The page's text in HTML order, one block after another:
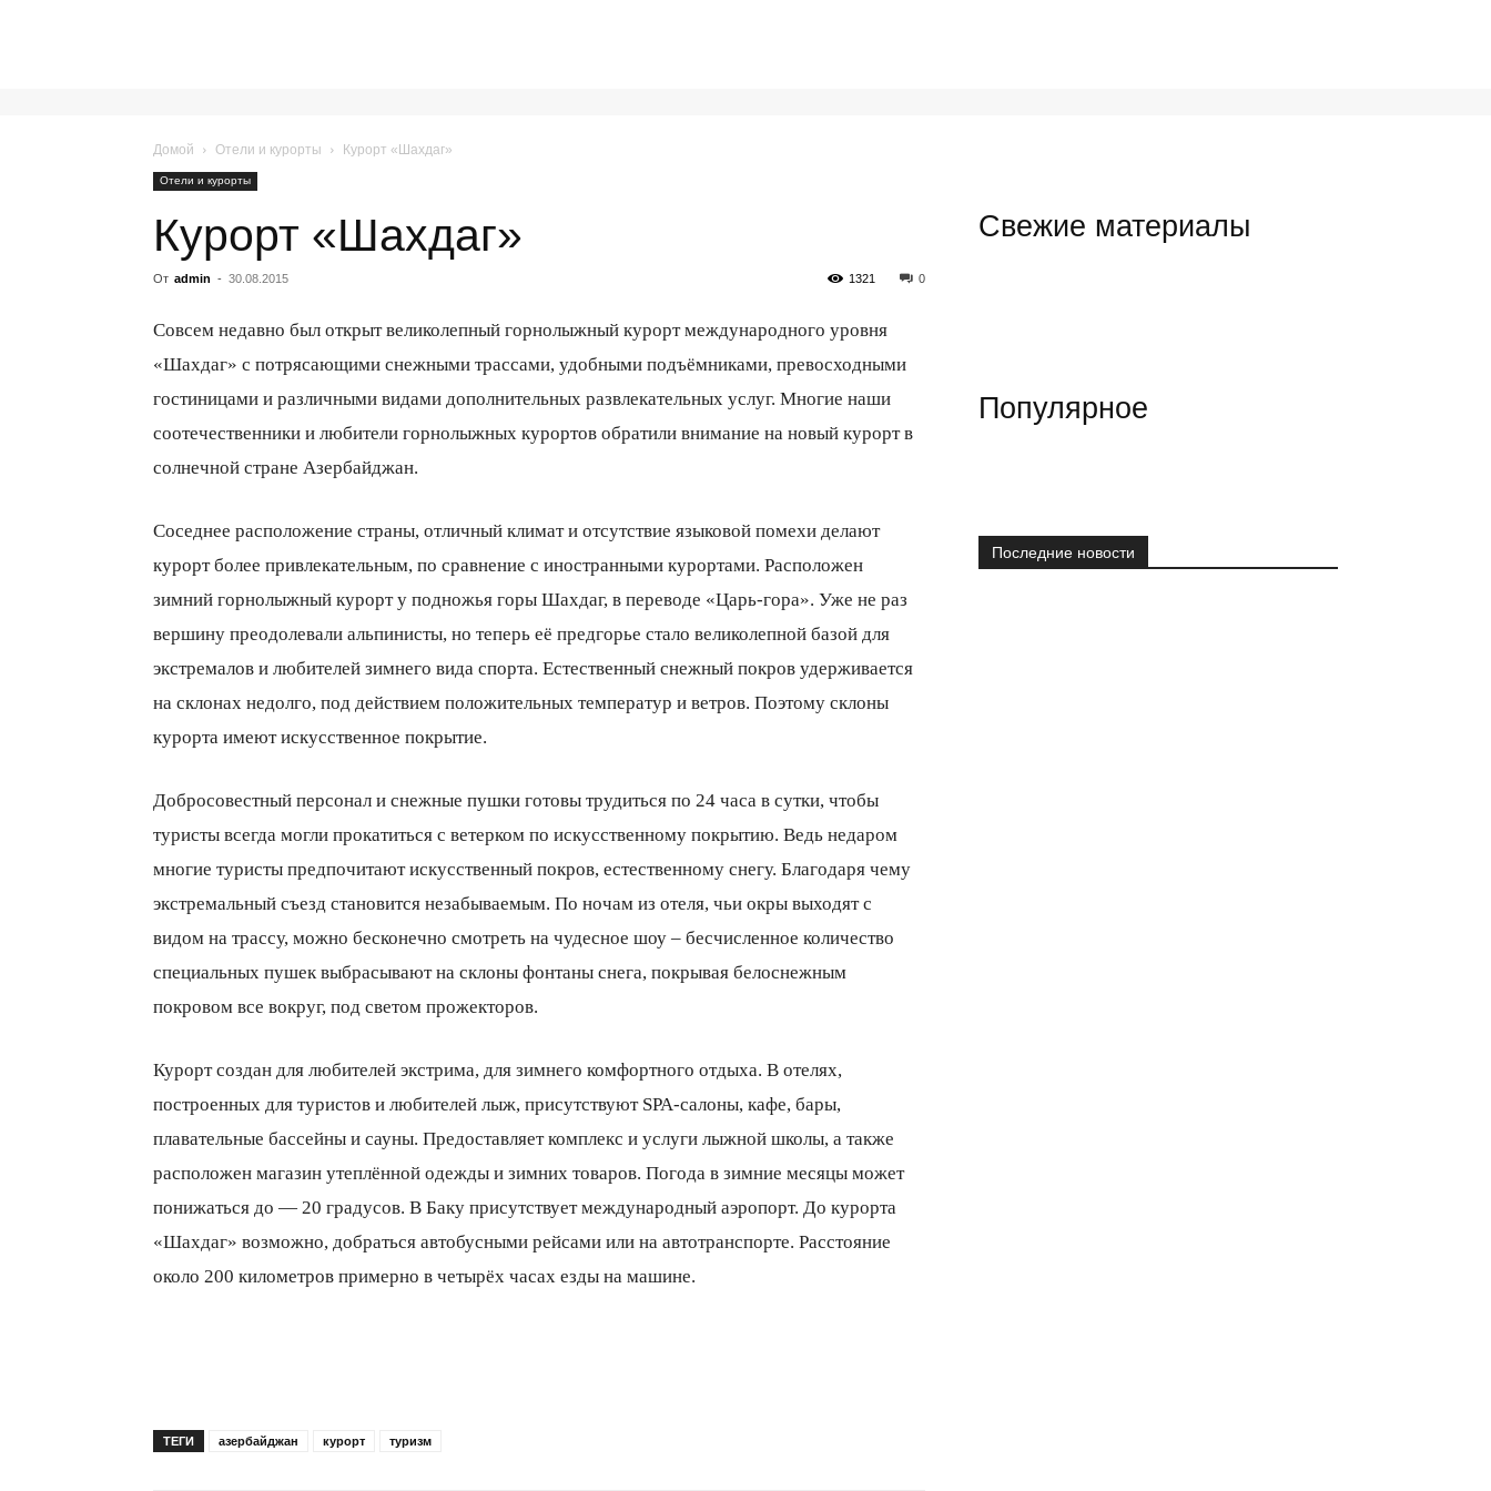
Домой Отели и курорты Курорт «Шахдаг»
Отели и курорты
Курорт «Шахдаг»
От admin - 30.08.2015 0
1321
Совсем недавно был открыт великолепный горнолыжный курорт международного уровня
«Шахдаг» с потрясающими снежными трассами, удобными подъёмниками, превосходными
гостиницами и различными видами дополнительных развлекательных услуг. Многие наши
соотечественники и любители горнолыжных курортов обратили внимание на новый курорт в
солнечной стране Азербайджан.
Соседнее расположение страны, отличный климат и отсутствие языковой помехи делают
курорт более привлекательным, по сравнение с иностранными курортами. Расположен
зимний горнолыжный курорт у подножья горы Шахдаг, в переводе «Царь-гора». Уже не раз
вершину преодолевали альпинисты, но теперь её предгорье стало великолепной базой для
экстремалов и любителей зимнего вида спорта. Естественный снежный покров удерживается
на склонах недолго, под действием положительных температур и ветров. Поэтому склоны
курорта имеют искусственное покрытие.
Добросовестный персонал и снежные пушки готовы трудиться по 24 часа в сутки, чтобы
туристы всегда могли прокатиться с ветерком по искусственному покрытию. Ведь недаром
многие туристы предпочитают искусственный покров, естественному снегу. Благодаря чему
экстремальный съезд становится незабываемым. По ночам из отеля, чьи окры выходят с
видом на трассу, можно бесконечно смотреть на чудесное шоу – бесчисленное количество
специальных пушек выбрасывают на склоны фонтаны снега, покрывая белоснежным
покровом все вокруг, под светом прожекторов.
Курорт создан для любителей экстрима, для зимнего комфортного отдыха. В отелях,
построенных для туристов и любителей лыж, присутствуют SPA-салоны, кафе, бары,
плавательные бассейны и сауны. Предоставляет комплекс и услуги лыжной школы, а также
расположен магазин утеплённой одежды и зимних товаров. Погода в зимние месяцы может
понижаться до — 20 градусов. В Баку присутствует международный аэропорт. До курорта
«Шахдаг» возможно, добраться автобусными рейсами или на автотранспорте. Расстояние
около 200 километров примерно в четырёх часах езды на машине.
ТЕГИ азербайджан курорт туризм
Свежие материалы
Популярное
Последние новости